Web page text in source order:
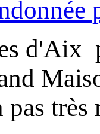
d'Aix
très